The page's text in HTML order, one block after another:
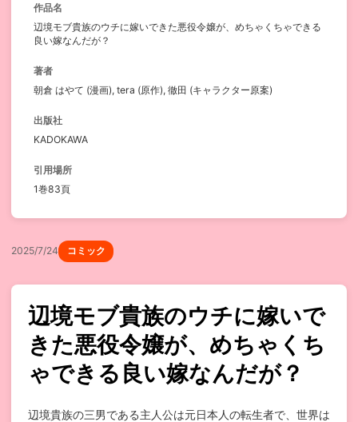
作品名
辺境モブ貴族のウチに嫁いできた悪役令嬢が、めちゃくちゃできる
良い嫁なんだが？
著者
朝倉 はやて (漫画), tera (原作), 徹田 (キャラクター原案)
出版社
KADOKAWA
引用場所
1巻83頁
2025/7/24 コミック
辺境モブ貴族のウチに嫁いで
きた悪役令嬢が、めちゃくち
ゃできる良い嫁なんだが？
辺境貴族の三男である主人公は元日本人の転生者で、世界は